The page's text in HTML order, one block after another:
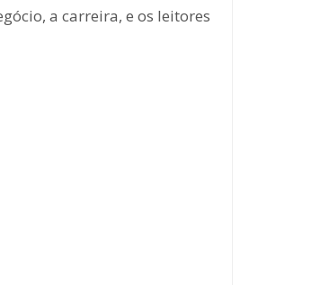
a carreira, e os leitores